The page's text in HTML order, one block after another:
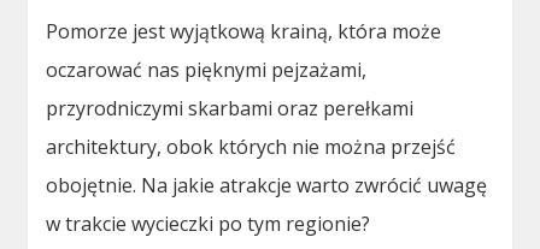
Pomorze jest wyjątkową krainą, która może
oczarować nas pięknymi pejzażami,
przyrodniczymi skarbami oraz perełkami
architektury, obok których nie można przejść
obojętnie. Na jakie atrakcje warto zwrócić uwagę
w trakcie wycieczki po tym regionie?